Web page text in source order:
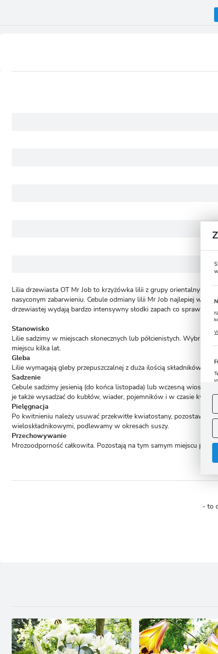
Lilia drzewiasta OT Mr Job to krzyżówka lilii z grupy orientalnych
nasyconym zabarwieniu. Cebule odmiany lilii Mr Job najlepiej
drzewiastej wydają bardzo intensywny słodki zapach co sprawia ze
Stanowisko
Lilie sadzimy w miejscach słonecznych lub półcienistych.
miejscu kilka lat.
Gleba
Lilie wymagają gleby przepuszczalnej z duża ilością składników
Sadzenie
Cebule sadzimy jesienią (do końca listopada) lub wczesną wiosną
je także wysadzać do kubłów, wiader, pojemników i w czasie
Pielęgnacja
Po kwitnieniu należy usuwać przekwitłe kwiatostany,
wieloskładnikowymi, podlewamy w okresach suszy.
Przechowywanie
Mrozoodporność całkowita. Pozostają na tym samym miejscu przez
- to